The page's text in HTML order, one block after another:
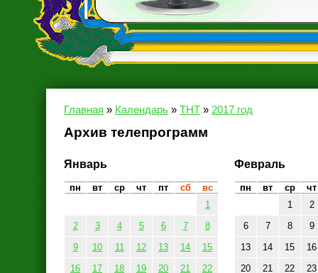
Главная » Календарь » ТНТ » 2017 год
Архив телепрограмм
Январь
пн вт ср чт пт сб
вс
1
2
3 4 5 6 7
8
9
10 11 12 13 14
15
16
17 18 19 20 21
22
Февраль
пн вт ср
чт
1
2
6
7 8
9
13
14 15
16
20
21 22
23